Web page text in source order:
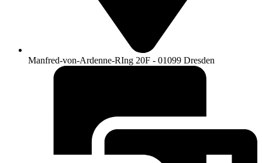
Manfred-von-Ardenne-RIng 20F - 01099 Dresden